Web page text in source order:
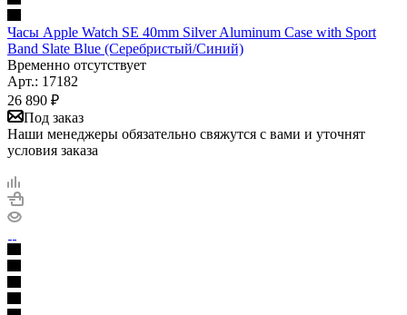
Часы Apple Watch SE 40mm Silver Aluminum Case with Sport
Band Slate Blue (Серебристый/Синий)
Временно отсутствует
Арт.: 17182
26 890 ₽
Под заказ
Наши менеджеры обязательно свяжутся с вами и уточнят
условия заказа